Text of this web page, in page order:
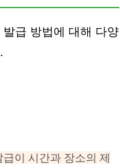
급 방법에 대해 다양
급이 시간과 장소의 제